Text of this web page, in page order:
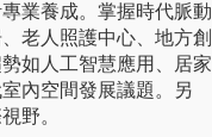
業養成。掌握時代脈動
老人照護中心、地方創
如人工智慧應用、居家
內空間發展議題。另
野。